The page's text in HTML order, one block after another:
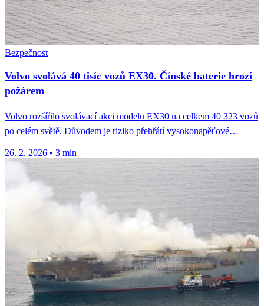
Bezpečnost
Volvo svolává 40 tisíc vozů EX30. Čínské baterie hrozí
požárem
Volvo rozšířilo svolávací akci modelu EX30 na celkem 40 323 vozů
po celém světě. Důvodem je riziko přehřátí vysokonapěťové
26. 2. 2026 • 3 min